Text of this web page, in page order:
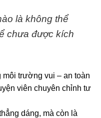
là không thể
chưa được kích
trường vui – an toàn
viên chuyên chỉnh tư
dáng, mà còn là